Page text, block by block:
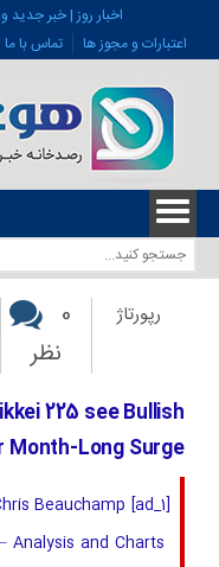
اخبار روز | خبر جدید
اعتبارات و مجوز ها
تماس با ما
رپورتاژ
0
نظر
225 see Bullish
Long Surge
Beauchamp
Analysis and Charts